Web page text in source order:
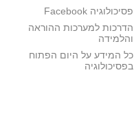
פסיכולוגיה Facebook
הדרכות למערכות ההוראה
והלמידה
כל המידע על היום הפתוח
בפסיכולוגיה